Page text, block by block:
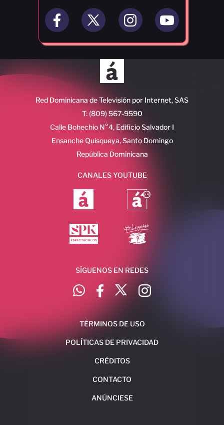
Red Dominicana de Televisión por Internet, SAS
T: (809) 567-9590
Calle Bohechio N°4, Edificio Salvador I
Ensanche Quisqueya, Santo Domingo
República Dominicana
CANALES YOUTUBE
SÍGUENOS EN REDES
TÉRMINOS DE USO
POLÍTICAS DE PRIVACIDAD
CRÉDITOS
CONTACTO
ANÚNCIESE